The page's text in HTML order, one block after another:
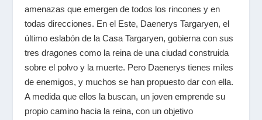
amenazas que emergen de todos los rincones y en
todas direcciones. En el Este, Daenerys Targaryen, el
último eslabón de la Casa Targaryen, gobierna con sus
tres dragones como la reina de una ciudad construida
sobre el polvo y la muerte. Pero Daenerys tienes miles
de enemigos, y muchos se han propuesto dar con ella.
A medida que ellos la buscan, un joven emprende su
propio camino hacia la reina, con un objetivo